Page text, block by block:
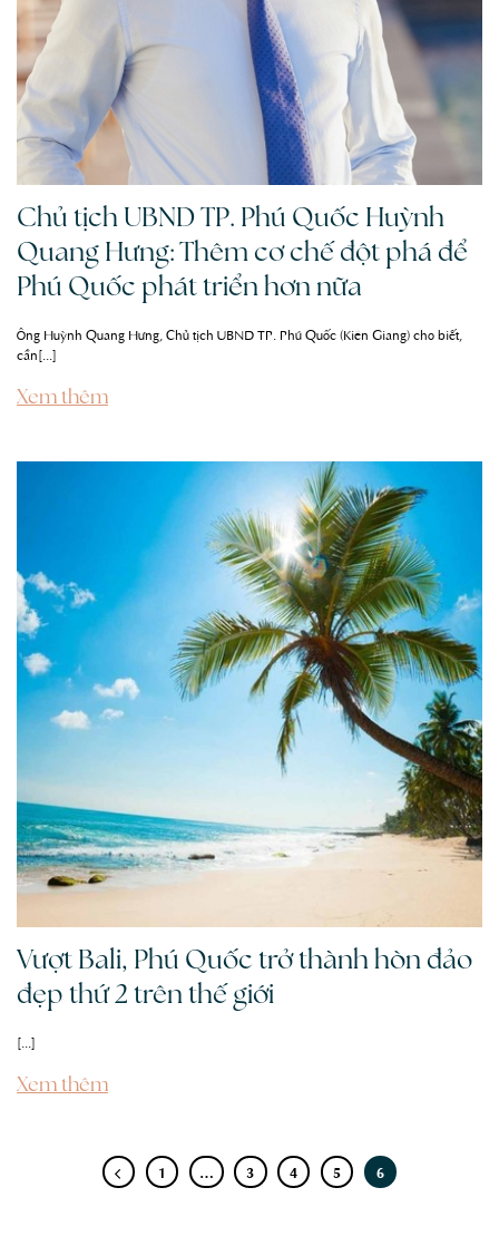
Chủ tịch UBND TP. Phú Quốc Huỳnh
Quang Hưng: Thêm cơ chế đột phá để
Phú Quốc phát triển hơn nữa
Ông Huỳnh Quang Hưng, Chủ tịch UBND TP. Phú Quốc (Kiên Giang) cho biết,
cần[...]
Xem thêm
Vượt Bali, Phú Quốc trở thành hòn đảo
đẹp thứ 2 trên thế giới
[...]
Xem thêm
1 … 3 4 5 6